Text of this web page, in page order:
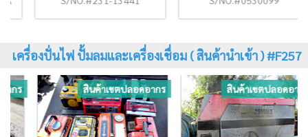
เครื่องปั่นไฟ ปั้มลมและเครื่องเชื่อม ( สินค้านำเข้า ) #F257
สินค้าเขตปลอดอากร สินค้าเขตปลอดอากร